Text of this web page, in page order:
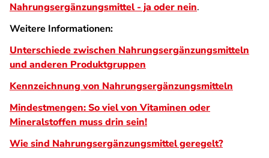
Nahrungsergänzungsmittel - ja oder nein.
Weitere Informationen:
Unterschiede zwischen Nahrungsergänzungsmitteln
und anderen Produktgruppen
Kennzeichnung von Nahrungsergänzungsmitteln
Mindestmengen: So viel von Vitaminen oder
Mineralstoffen muss drin sein!
Wie sind Nahrungsergänzungsmittel geregelt?